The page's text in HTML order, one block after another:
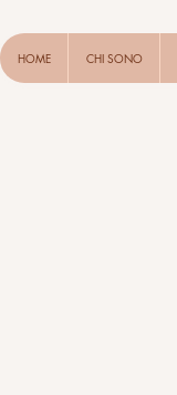
HOME CHI SONO